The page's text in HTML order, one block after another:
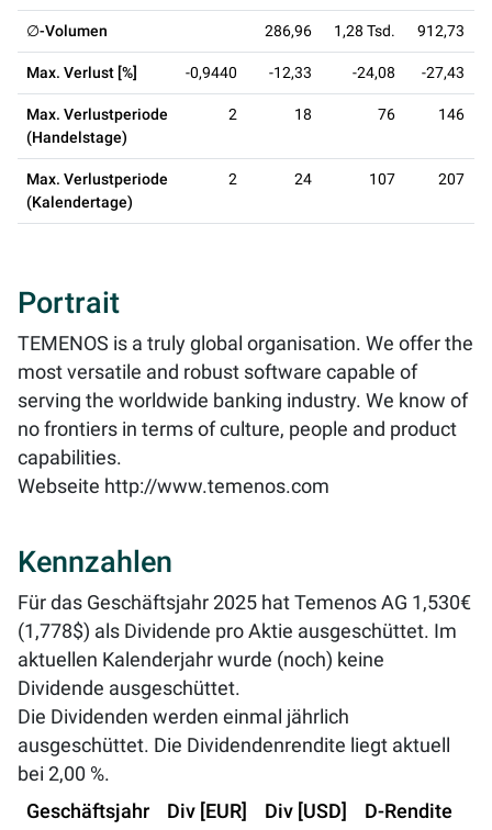
∅-Volumen 286,96 1,28 Tsd. 912,73
Max. Verlust [%] -0,9440 -12,33 -24,08 -27,43
Max. Verlustperiode
(Handelstage)
2 18 76 146
Max. Verlustperiode
(Kalendertage)
2 24 107 207
Portrait
TEMENOS is a truly global organisation. We offer the
most versatile and robust software capable of
serving the worldwide banking industry. We know of
no frontiers in terms of culture, people and product
capabilities.
Webseite http://www.temenos.com
Kennzahlen
Für das Geschäftsjahr 2025 hat Temenos AG 1,530€
(1,778$) als Dividende pro Aktie ausgeschüttet. Im
aktuellen Kalenderjahr wurde (noch) keine
Dividende ausgeschüttet.
Die Dividenden werden einmal jährlich
ausgeschüttet. Die Dividendenrendite liegt aktuell
bei 2,00 %.
Geschäftsjahr
Div [EUR] Div [USD] D-Rendite